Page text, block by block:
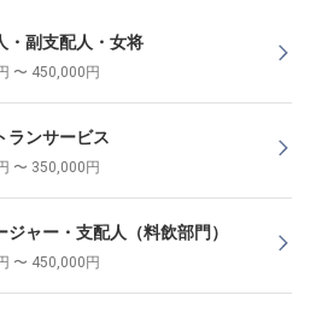
・副支配人・女将
〜 450,000円
ランサービス
〜 350,000円
ジャー・支配人（料飲部門）
〜 450,000円